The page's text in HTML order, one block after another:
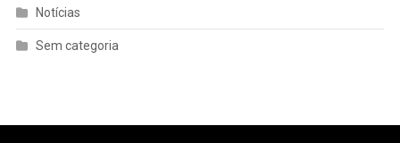
Notícias
Sem categoria